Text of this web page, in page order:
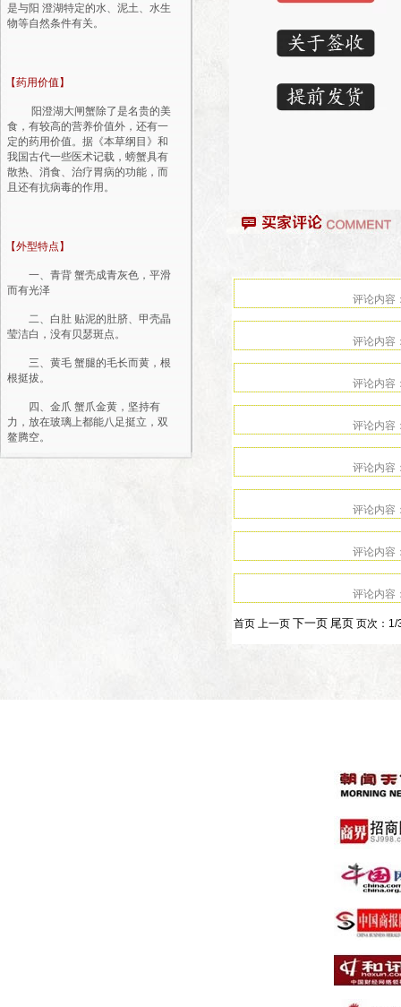
是与阳 澄湖特定的水、泥土、水生
物等自然条件有关。
【药用价值】
阳澄湖大闸蟹除了是名贵的美
食，有较高的营养价值外，还有一
定的药用价值。据《本草纲目》和
我国古代一些医术记载，螃蟹具有
散热、消食、治疗胃病的功能，而
且还有抗病毒的作用。
【外型特点】
一、青背 蟹壳成青灰色，平滑
而有光泽
二、白肚 贴泥的肚脐、甲壳晶
莹洁白，没有贝瑟斑点。
三、黄毛 蟹腿的毛长而黄，根
根挺拔。
四、金爪 蟹爪金黄，坚持有
力，放在玻璃上都能八足挺立，双
鳌腾空。